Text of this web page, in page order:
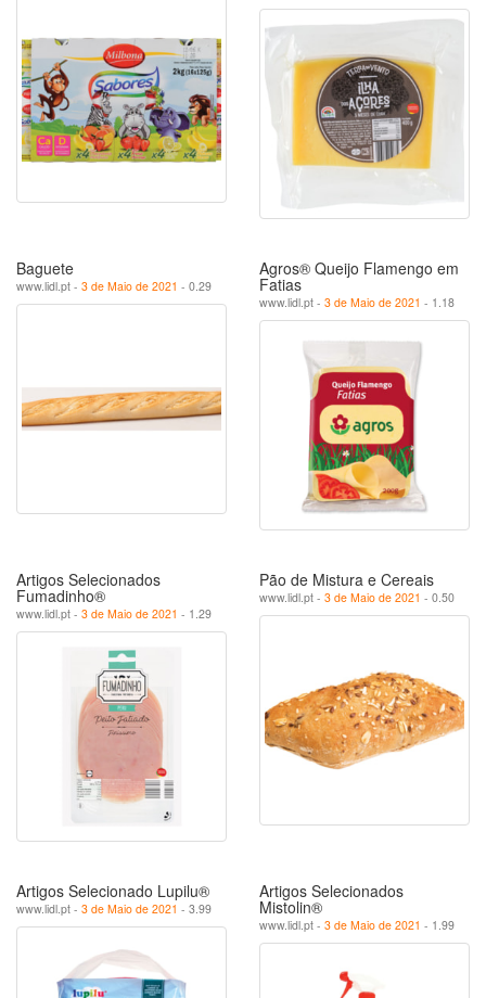
Baguete
www.lidl.pt - 3 de Maio de 2021 - 0.29
Agros® Queijo Flamengo em
Fatias
www.lidl.pt - 3 de Maio de 2021 - 1.18
Artigos Selecionados
Fumadinho®
www.lidl.pt - 3 de Maio de 2021 - 1.29
Pão de Mistura e Cereais
www.lidl.pt - 3 de Maio de 2021 - 0.50
Artigos Selecionado Lupilu®
www.lidl.pt - 3 de Maio de 2021 - 3.99
Artigos Selecionados
Mistolin®
www.lidl.pt - 3 de Maio de 2021 - 1.99